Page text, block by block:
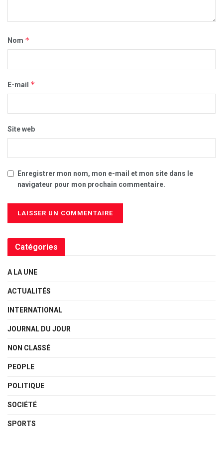
Nom *
E-mail *
Site web
Enregistrer mon nom, mon e-mail et mon site dans le
navigateur pour mon prochain commentaire.
Catégories
A LA UNE
ACTUALITÉS
INTERNATIONAL
JOURNAL DU JOUR
NON CLASSÉ
PEOPLE
POLITIQUE
SOCIÉTÉ
SPORTS